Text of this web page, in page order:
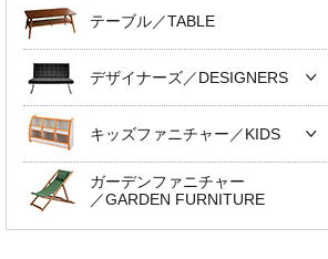
テーブル／TABLE
デザイナーズ／DESIGNERS
キッズファニチャー／KIDS
ガーデンファニチャー
／GARDEN FURNITURE